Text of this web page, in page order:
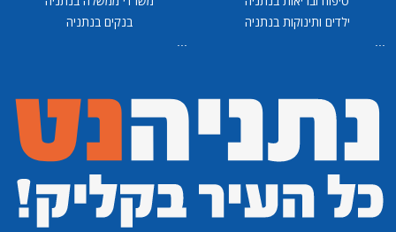
ילדים ותינוקות בנתניה
...
בנקים בנתניה
...